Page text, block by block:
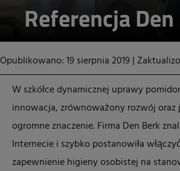
Referencja
Opublikowano: 19 sierpnia 2019|
W szkółce dynamicznej uprawy
innowacja, zrównoważony rozwój oraz
ogromne znaczenie. Firma Den Berk
Internecie i szybko postanowiła
zapewnienie higieny osobistej na